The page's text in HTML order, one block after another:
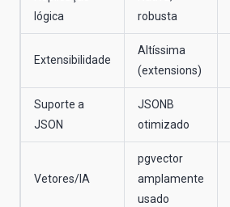
lógica
robusta
Extensibilidade
Altíssima
(extensions)
Suporte a
JSON
JSONB
otimizado
Vetores/IA
pgvector
amplamente
usado